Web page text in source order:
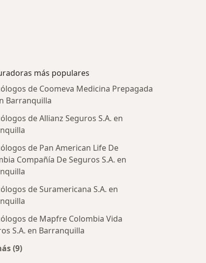
más populares
de Coomeva Medicina Prepagada
Barranquilla
de Allianz Seguros S.A. en
de Pan American Life De
Compañía De Seguros S.A. en
de Suramericana S.A. en
de Mapfre Colombia Vida
S.A. en Barranquilla
(9)